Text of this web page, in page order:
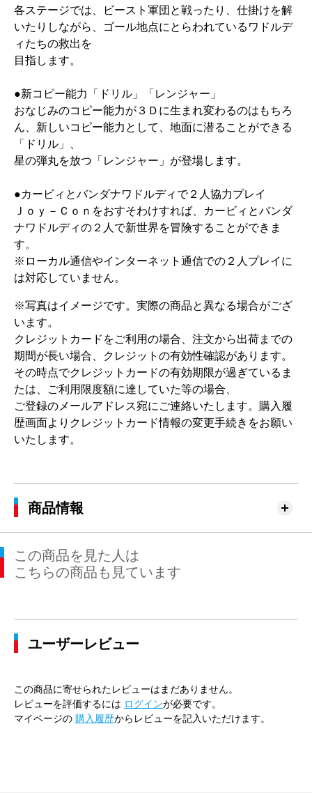
各ステージでは、ビースト軍団と戦ったり、仕掛けを解
いたりしながら、ゴール地点にとらわれているワドルデ
ィたちの救出を
目指します。
●新コピー能力「ドリル」「レンジャー」
おなじみのコピー能力が３Ｄに生まれ変わるのはもちろ
ん、新しいコピー能力として、地面に潜ることができる
「ドリル」、
星の弾丸を放つ「レンジャー」が登場します。
●カービィとバンダナワドルディで２人協力プレイ
Ｊｏｙ－Ｃｏｎをおすそわけすれば、カービィとバンダ
ナワドルディの２人で新世界を冒険することができま
す。
※ローカル通信やインターネット通信での２人プレイに
は対応していません。
※写真はイメージです。実際の商品と異なる場合がござ
います。
クレジットカードをご利用の場合、注文から出荷までの
期間が長い場合、クレジットの有効性確認があります。
その時点でクレジットカードの有効期限が過ぎているま
たは、ご利用限度額に達していた等の場合、
ご登録のメールアドレス宛にご連絡いたします。購入履
歴画面よりクレジットカード情報の変更手続きをお願い
いたします。
商品情報
この商品を見た人は
こちらの商品も見ています
ユーザーレビュー
この商品に寄せられたレビューはまだありません。
レビューを評価するには ログインが必要です。
マイページの 購入履歴からレビューを記入いただけます。